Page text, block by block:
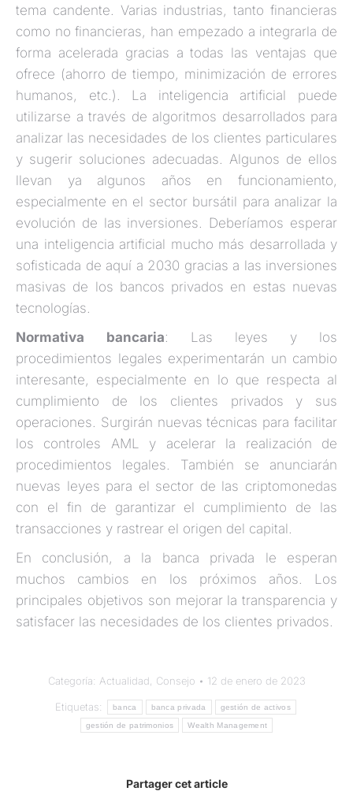
tema candente. Varias industrias, tanto financieras
como no financieras, han empezado a integrarla de
forma acelerada gracias a todas las ventajas que
ofrece (ahorro de tiempo, minimización de errores
humanos, etc.). La inteligencia artificial puede
utilizarse a través de algoritmos desarrollados para
analizar las necesidades de los clientes particulares
y sugerir soluciones adecuadas. Algunos de ellos
llevan ya algunos años en funcionamiento,
especialmente en el sector bursátil para analizar la
evolución de las inversiones. Deberíamos esperar
una inteligencia artificial mucho más desarrollada y
sofisticada de aquí a 2030 gracias a las inversiones
masivas de los bancos privados en estas nuevas
tecnologías.
Normativa
bancaria: Las leyes y los
procedimientos legales experimentarán un cambio
interesante, especialmente en lo que respecta al
cumplimiento de los clientes privados y sus
operaciones. Surgirán nuevas técnicas para facilitar
los controles AML y acelerar la realización de
procedimientos legales. También se anunciarán
nuevas leyes para el sector de las criptomonedas
con el fin de garantizar el cumplimiento de las
transacciones y rastrear el origen del capital.
En conclusión, a la banca privada le esperan
muchos cambios en los próximos años. Los
principales objetivos son mejorar la transparencia y
satisfacer las necesidades de los clientes privados.
Categoría: Actualidad Consejo 12 de enero de 2023
Etiquetas: banca banca privada gestión de activos
gestión de patrimonios Wealth Management
Partager cet article